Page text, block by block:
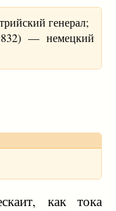
генерал;
— немецкий
как тока